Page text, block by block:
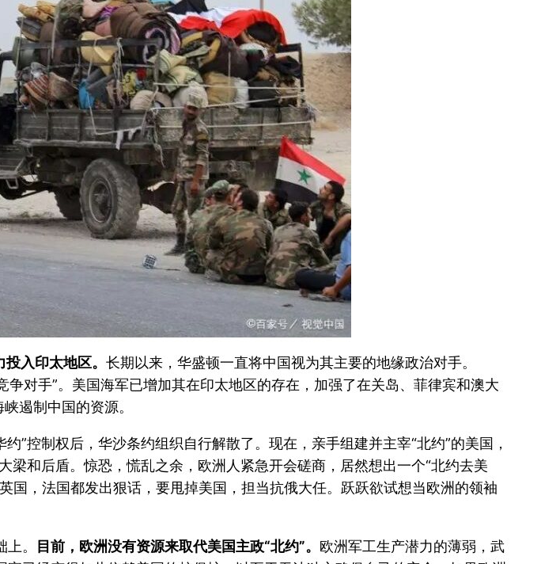
入印太地区。 长期以来，华盛顿一直将中国视为其主要的地缘政治对手。
对手”。美国海军已增加其在印太地区的存在，加强了在关岛、菲律宾和澳大
遏制中国的资源。
”控制权后，华沙条约组织自行解散了。现在，亲手组建并主宰“北约”的美国，
梁和后盾。惊恐，慌乱之余，欧洲人紧急开会磋商，居然想出一个“北约去美
国，法国都发出狠话，要甩掉美国，担当抗俄大任。跃跃欲试想当欧洲的领袖
。 目前，欧洲没有资源来取代美国主政“北约”。 欧洲军工生产潜力的薄弱，武